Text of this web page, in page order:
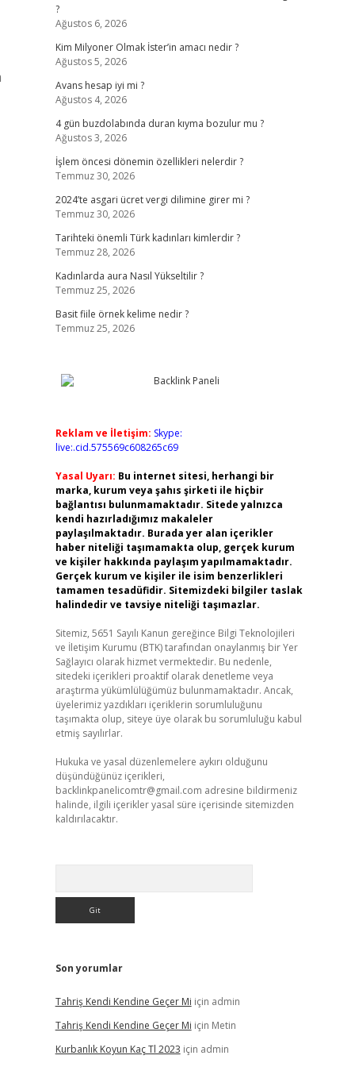
?
Ağustos 6, 2026
Kim Milyoner Olmak İster’in amacı nedir ?
Ağustos 5, 2026
Avans hesap iyi mi ?
Ağustos 4, 2026
4 gün buzdolabında duran kıyma bozulur mu ?
Ağustos 3, 2026
İşlem öncesi dönemin özellikleri nelerdir ?
Temmuz 30, 2026
2024’te asgari ücret vergi dilimine girer mi ?
Temmuz 30, 2026
Tarihteki önemli Türk kadınları kimlerdir ?
Temmuz 28, 2026
Kadınlarda aura Nasıl Yükseltilir ?
Temmuz 25, 2026
Basit fiile örnek kelime nedir ?
Temmuz 25, 2026
Reklam ve İletişim: Skype:
live:.cid.575569c608265c69
Yasal Uyarı: Bu internet sitesi, herhangi bir
marka, kurum veya şahıs şirketi ile hiçbir
bağlantısı bulunmamaktadır. Sitede yalnızca
kendi hazırladığımız makaleler
paylaşılmaktadır. Burada yer alan içerikler
haber niteliği taşımamakta olup, gerçek kurum
ve kişiler hakkında paylaşım yapılmamaktadır.
Gerçek kurum ve kişiler ile isim benzerlikleri
tamamen tesadüfidir. Sitemizdeki bilgiler taslak
halindedir ve tavsiye niteliği taşımazlar.
Sitemiz, 5651 Sayılı Kanun gereğince Bilgi Teknolojileri
ve İletişim Kurumu (BTK) tarafından onaylanmış bir Yer
Sağlayıcı olarak hizmet vermektedir. Bu nedenle,
sitedeki içerikleri proaktif olarak denetleme veya
araştırma yükümlülüğümüz bulunmamaktadır. Ancak,
üyelerimiz yazdıkları içeriklerin sorumluluğunu
taşımakta olup, siteye üye olarak bu sorumluluğu kabul
etmiş sayılırlar.
Hukuka ve yasal düzenlemelere aykırı olduğunu
düşündüğünüz içerikleri,
backlinkpanelicomtr@gmail.com adresine bildirmeniz
halinde, ilgili içerikler yasal süre içerisinde sitemizden
kaldırılacaktır.
Son yorumlar
Tahriş Kendi Kendine Geçer Mi için admin
Tahriş Kendi Kendine Geçer Mi için Metin
Kurbanlık Koyun Kaç Tl 2023 için admin